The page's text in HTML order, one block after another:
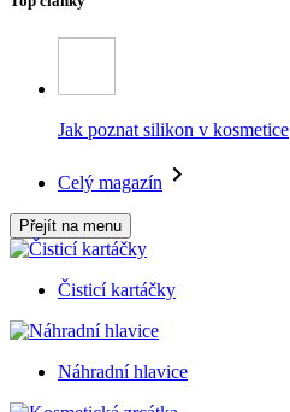
Jak poznat silikon v kosmetice
Celý magazín
Přejít na menu
Čisticí kartáčky
Náhradní hlavice